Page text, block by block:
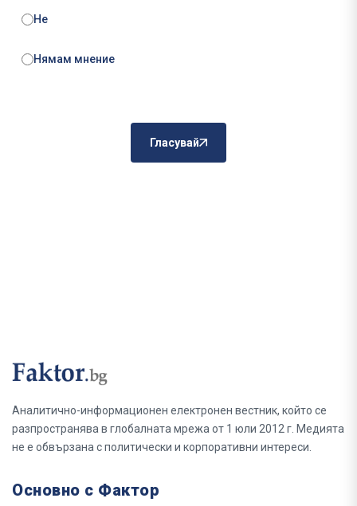
Не
Нямам мнение
Гласувай
Аналитично-информационен електронен вестник, който се
разпространява в глобалната мрежа от 1 юли 2012 г. Медията
не е обвързана с политически и корпоративни интереси.
Основно с Фактор